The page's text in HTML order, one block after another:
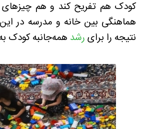
کودک هم تفریح کند و هم چیزهای
هماهنگی بین خانه و مدرسه در این
نتیجه را برایرشد همه‌جانبه کودک